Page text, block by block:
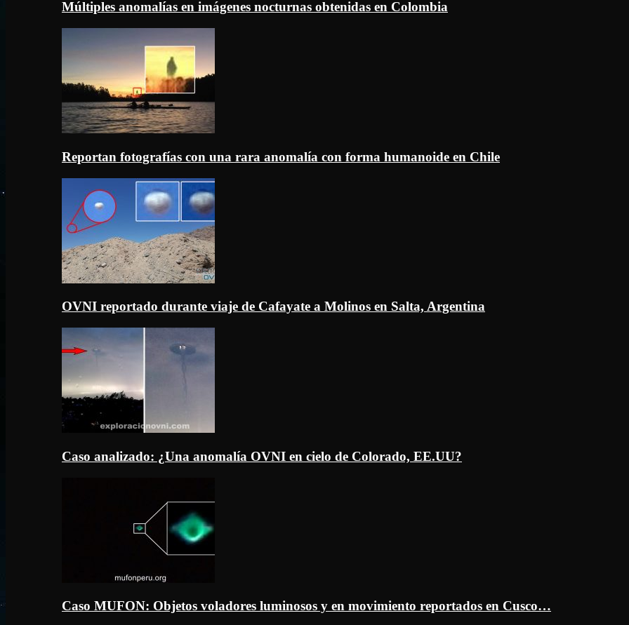
Múltiples anomalías en imágenes nocturnas obtenidas en Colombia
Reportan fotografías con una rara anomalía con forma humanoide en Chile
OVNI reportado durante viaje de Cafayate a Molinos en Salta, Argentina
Caso analizado: ¿Una anomalía OVNI en cielo de Colorado, EE.UU?
Caso MUFON: Objetos voladores luminosos y en movimiento reportados en Cusco…